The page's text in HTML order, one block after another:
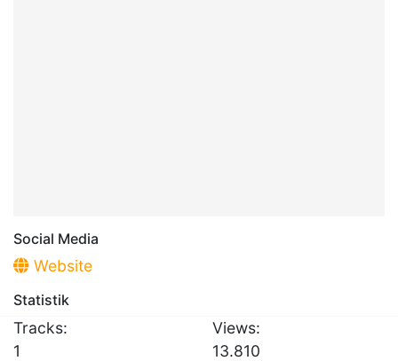
Social Media
Website
Statistik
Tracks:
1
Views:
13.810